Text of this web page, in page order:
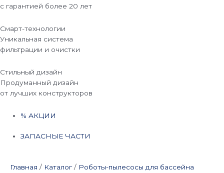
с гарантией более 20 лет
Смарт-технологии
Уникальная система
фильтрации и очистки
Стильный дизайн
Продуманный дизайн
от лучших конструкторов
% АКЦИИ
ЗАПАСНЫЕ ЧАСТИ
Главная / Каталог / Роботы-пылесосы для бассейна